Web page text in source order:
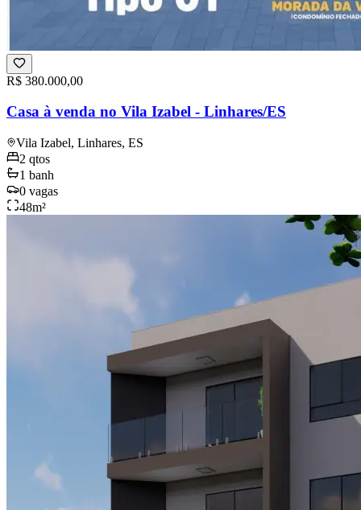
R$ 380.000,00
Casa à venda no Vila Izabel - Linhares/ES
Vila Izabel, Linhares, ES
2 qtos
1 banh
0 vagas
48m²